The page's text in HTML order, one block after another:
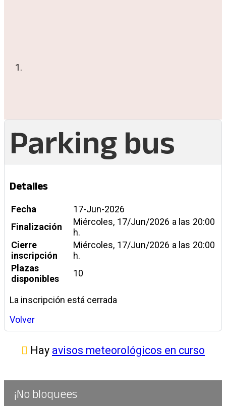
Parking bus
Detalles
Fecha
17-Jun-2026
Finalización
Miércoles, 17/Jun/2026 a las 20:00
h.
Cierre
inscripción
Miércoles, 17/Jun/2026 a las 20:00
h.
Plazas
disponibles
10
La inscripción está cerrada
Volver
Hay avisos meteorológicos en curso
¡No bloquees